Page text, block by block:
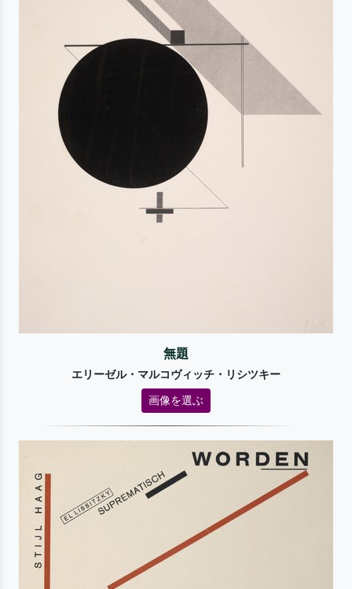
無題
エリーゼル・マルコヴィッチ・リシツキー
画像を選ぶ